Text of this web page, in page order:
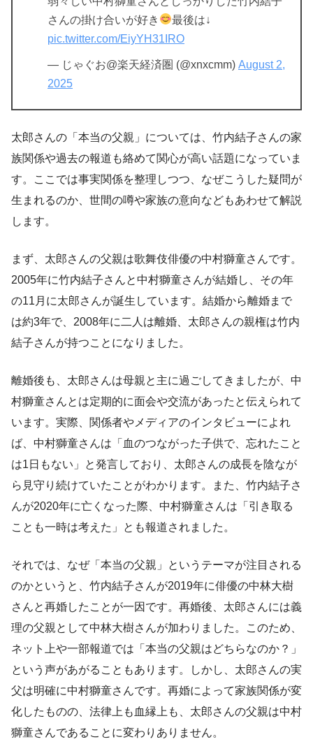
さんの掛け合いが好き
最後は↓
pic.twitter.com/EiyYH31IRO
— じゃぐお@楽天経済圏 (@xnxcmm) August 2,
2025
太郎さんの「本当の父親」については、竹内結子さんの家
族関係や過去の報道も絡めて関心が高い話題になっていま
す。ここでは事実関係を整理しつつ、なぜこうした疑問が
生まれるのか、世間の噂や家族の意向などもあわせて解説
します。
まず、太郎さんの父親は歌舞伎俳優の中村獅童さんです。
2005年に竹内結子さんと中村獅童さんが結婚し、その年
の11月に太郎さんが誕生しています。結婚から離婚まで
は約3年で、2008年に二人は離婚、太郎さんの親権は竹内
結子さんが持つことになりました。
離婚後も、太郎さんは母親と主に過ごしてきましたが、中
村獅童さんとは定期的に面会や交流があったと伝えられて
います。実際、関係者やメディアのインタビューによれ
ば、中村獅童さんは「血のつながった子供で、忘れたこと
は1日もない」と発言しており、太郎さんの成長を陰なが
ら見守り続けていたことがわかります。また、竹内結子さ
んが2020年に亡くなった際、中村獅童さんは「引き取る
ことも一時は考えた」とも報道されました。
それでは、なぜ「本当の父親」というテーマが注目される
のかというと、竹内結子さんが2019年に俳優の中林大樹
さんと再婚したことが一因です。再婚後、太郎さんには義
理の父親として中林大樹さんが加わりました。このため、
ネット上や一部報道では「本当の父親はどちらなのか？」
という声があがることもあります。しかし、太郎さんの実
父は明確に中村獅童さんです。再婚によって家族関係が変
化したものの、法律上も血縁上も、太郎さんの父親は中村
獅童さんであることに変わりありません。